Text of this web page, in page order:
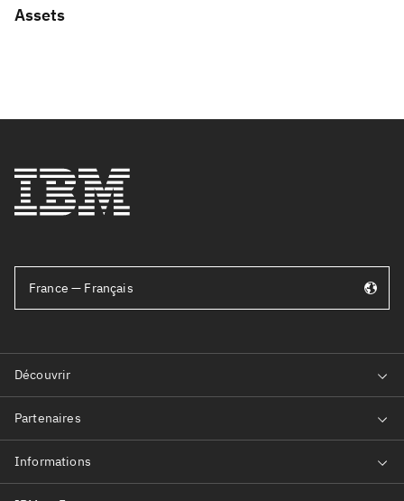
Assets
France — Français